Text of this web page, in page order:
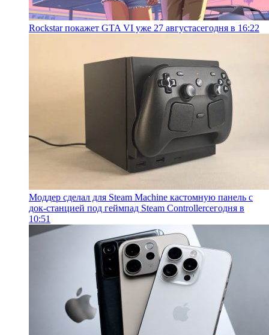
Rockstar покажет GTA VI уже 27 августасегодня в 16:22
Моддер сделал для Steam Machine кастомную панель с
док-станцией под геймпад Steam Controllerсегодня в
10:51